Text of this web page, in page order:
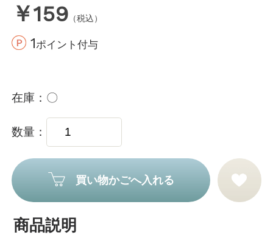
￥159 （税込）
1ポイント付与
在庫 〇
数量
買い物かごへ入れる
商品説明